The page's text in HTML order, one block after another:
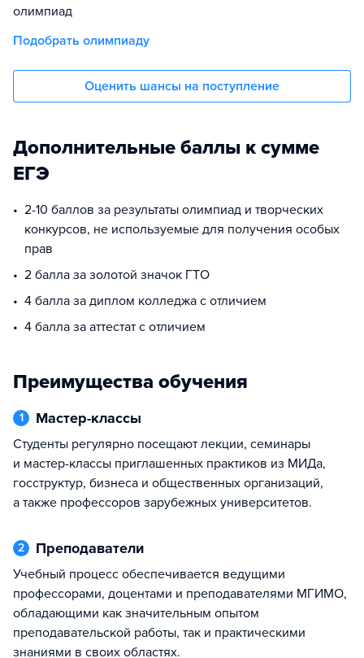
олимпиад
Подобрать олимпиаду
Оценить шансы на поступление
Дополнительные баллы к сумме
ЕГЭ
2-10 баллов за результаты олимпиад и творческих
конкурсов, не используемые для получения особых
прав
2 балла за золотой значок ГТО
4 балла за диплом колледжа с отличием
4 балла за аттестат с отличием
Преимущества обучения
1 Мастер-классы
Студенты регулярно посещают лекции, семинары
и мастер-классы приглашенных практиков из МИДа,
госструктур, бизнеса и общественных организаций,
а также профессоров зарубежных университетов.
2 Преподаватели
Учебный процесс обеспечивается ведущими
профессорами, доцентами и преподавателями МГИМО,
обладающими как значительным опытом
преподавательской работы, так и практическими
знаниями в своих областях.